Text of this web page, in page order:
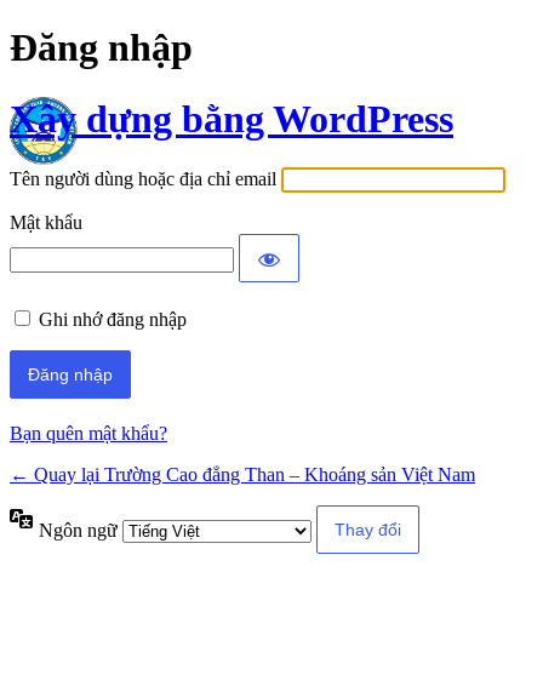
Đăng nhập
Xây dựng bằng WordPress
Tên người dùng hoặc địa chỉ email
Mật khẩu
Ghi nhớ đăng nhập
Bạn quên mật khẩu?
← Quay lại Trường Cao đẳng Than – Khoáng sản Việt Nam
Ngôn ngữ